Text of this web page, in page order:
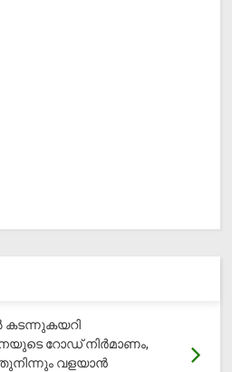
കടന്നുകയറി
റോഡ് നിർമാണം,
വളയാൻ